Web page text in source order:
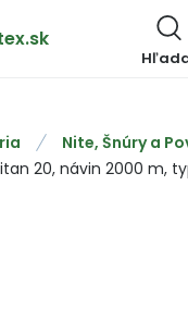
Nite, Šnúry a
20, návin 2000 m,